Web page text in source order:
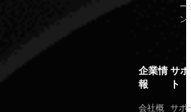
ー
ン
企業情
報
会社概
サ
ト
サポ